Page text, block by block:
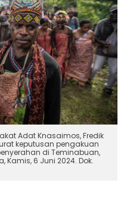
Adat Knasaimos, Fredik
keputusan pengakuan
di Teminabuan,
Kamis, 6 Juni 2024. Dok.